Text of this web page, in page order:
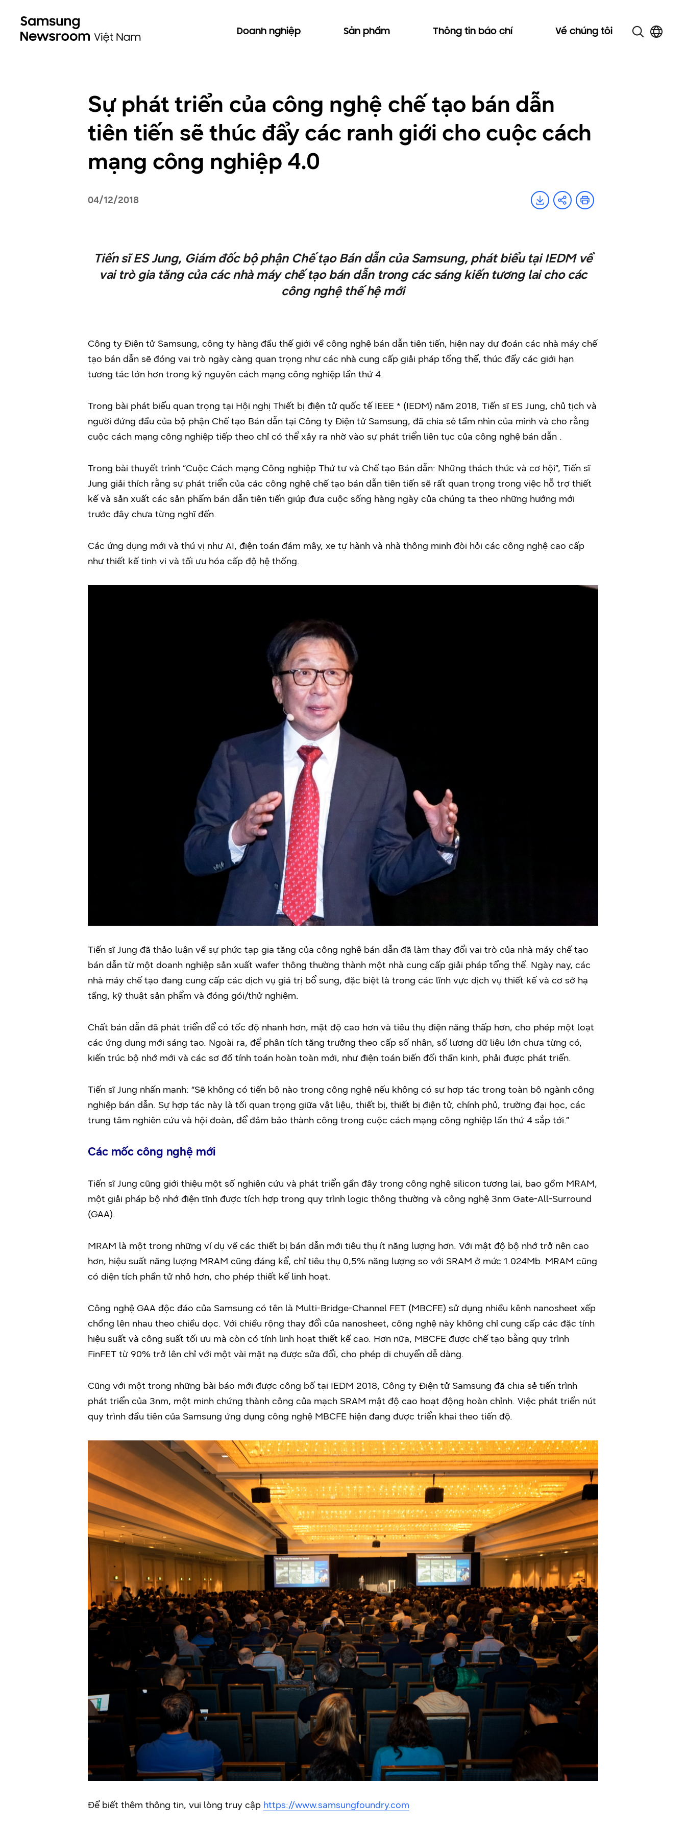
Doanh nghiệp Sản phẩm Thông tin báo chí Về chúng tôi
Sự phát triển của công nghệ chế tạo bán dẫn
tiên tiến sẽ thúc đẩy các ranh giới cho cuộc cách
mạng công nghiệp 4.0
04/12/2018
Tiến sĩ ES Jung, Giám đốc bộ phận Chế tạo Bán dẫn của Samsung, phát biểu tại IEDM về
vai trò gia tăng của các nhà máy chế tạo bán dẫn trong các sáng kiến tương lai cho các
công nghệ thế hệ mới
Công ty Điện tử Samsung, công ty hàng đầu thế giới về công nghệ bán dẫn tiên tiến, hiện nay dự đoán các nhà máy chế
tạo bán dẫn sẽ đóng vai trò ngày càng quan trọng như các nhà cung cấp giải pháp tổng thể, thúc đẩy các giới hạn
tương tác lớn hơn trong kỷ nguyên cách mạng công nghiệp lần thứ 4.
Trong bài phát biểu quan trọng tại Hội nghị Thiết bị điện tử quốc tế IEEE * (IEDM) năm 2018, Tiến sĩ ES Jung, chủ tịch và
người đứng đầu của bộ phận Chế tạo Bán dẫn tại Công ty Điện tử Samsung, đã chia sẻ tầm nhìn của mình và cho rằng
cuộc cách mạng công nghiệp tiếp theo chỉ có thể xảy ra nhờ vào sự phát triển liên tục của công nghệ bán dẫn .
Trong bài thuyết trình “Cuộc Cách mạng Công nghiệp Thứ tư và Chế tạo Bán dẫn: Những thách thức và cơ hội”, Tiến sĩ
Jung giải thích rằng sự phát triển của các công nghệ chế tạo bán dẫn tiên tiến sẽ rất quan trọng trong việc hỗ trợ thiết
kế và sản xuất các sản phẩm bán dẫn tiên tiến giúp đưa cuộc sống hàng ngày của chúng ta theo những hướng mới
trước đây chưa từng nghĩ đến.
Các ứng dụng mới và thú vị như AI, điện toán đám mây, xe tự hành và nhà thông minh đòi hỏi các công nghệ cao cấp
như thiết kế tinh vi và tối ưu hóa cấp độ hệ thống.
Tiến sĩ Jung đã thảo luận về sự phức tạp gia tăng của công nghệ bán dẫn đã làm thay đổi vai trò của nhà máy chế tạo
bán dẫn từ một doanh nghiệp sản xuất wafer thông thường thành một nhà cung cấp giải pháp tổng thể. Ngày nay, các
nhà máy chế tạo đang cung cấp các dịch vụ giá trị bổ sung, đặc biệt là trong các lĩnh vực dịch vụ thiết kế và cơ sở hạ
tầng, kỹ thuật sản phẩm và đóng gói/thử nghiệm.
Chất bán dẫn đã phát triển để có tốc độ nhanh hơn, mật độ cao hơn và tiêu thụ điện năng thấp hơn, cho phép một loạt
các ứng dụng mới sáng tạo. Ngoài ra, để phân tích tăng trưởng theo cấp số nhân, số lượng dữ liệu lớn chưa từng có,
kiến trúc bộ nhớ mới và các sơ đồ tính toán hoàn toàn mới, như điện toán biến đổi thần kinh, phải được phát triển.
Tiến sĩ Jung nhấn mạnh: “Sẽ không có tiến bộ nào trong công nghệ nếu không có sự hợp tác trong toàn bộ ngành công
nghiệp bán dẫn. Sự hợp tác này là tối quan trọng giữa vật liệu, thiết bị, thiết bị điện tử, chính phủ, trường đại học, các
trung tâm nghiên cứu và hội đoàn, để đảm bảo thành công trong cuộc cách mạng công nghiệp lần thứ 4 sắp tới.”
Các mốc công nghệ mới
Tiến sĩ Jung cũng giới thiệu một số nghiên cứu và phát triển gần đây trong công nghệ silicon tương lai, bao gồm MRAM,
một giải pháp bộ nhớ điện tĩnh được tích hợp trong quy trình logic thông thường và công nghệ 3nm Gate-All-Surround
(GAA).
MRAM là một trong những ví dụ về các thiết bị bán dẫn mới tiêu thụ ít năng lượng hơn. Với mật độ bộ nhớ trở nên cao
hơn, hiệu suất năng lượng MRAM cũng đáng kể, chỉ tiêu thụ 0,5% năng lượng so với SRAM ở mức 1.024Mb. MRAM cũng
có diện tích phần tử nhỏ hơn, cho phép thiết kế linh hoạt.
Công nghệ GAA độc đáo của Samsung có tên là Multi-Bridge-Channel FET (MBCFE) sử dụng nhiều kênh nanosheet xếp
chồng lên nhau theo chiều dọc. Với chiều rộng thay đổi của nanosheet, công nghệ này không chỉ cung cấp các đặc tính
hiệu suất và công suất tối ưu mà còn có tính linh hoạt thiết kế cao. Hơn nữa, MBCFE được chế tạo bằng quy trình
FinFET từ 90% trở lên chỉ với một vài mặt nạ được sửa đổi, cho phép di chuyển dễ dàng.
Cũng với một trong những bài báo mới được công bố tại IEDM 2018, Công ty Điện tử Samsung đã chia sẻ tiến trình
phát triển của 3nm, một minh chứng thành công của mạch SRAM mật độ cao hoạt động hoàn chỉnh. Việc phát triển nút
quy trình đầu tiên của Samsung ứng dụng công nghệ MBCFE hiện đang được triển khai theo tiến độ.
Để biết thêm thông tin, vui lòng truy cập https://www.samsungfoundry.com